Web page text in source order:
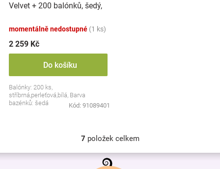
Velvet + 200 balónků, šedý,
momentálně nedostupné (1 ks)
2 259 Kč
Do košíku
Balónky: 200 ks,
stříbrná,perleťová,bílá, Barva
bazénků: šedá
Kód: 91089401
O
v
l
7 položek celkem
Z